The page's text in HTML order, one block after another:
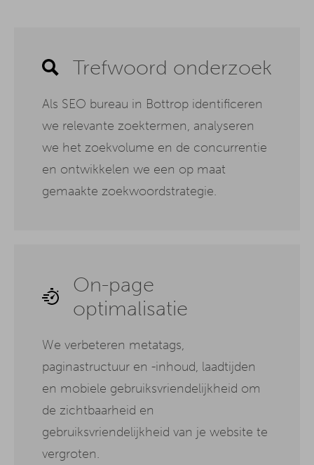
Trefwoord onderzoek
Als SEO bureau in Bottrop identificeren
we relevante zoektermen, analyseren
we het zoekvolume en de concurrentie
en ontwikkelen we een op maat
gemaakte zoekwoordstrategie.
On-page
optimalisatie
We verbeteren metatags,
paginastructuur en -inhoud, laadtijden
en mobiele gebruiksvriendelijkheid om
de zichtbaarheid en
gebruiksvriendelijkheid van je website te
vergroten.